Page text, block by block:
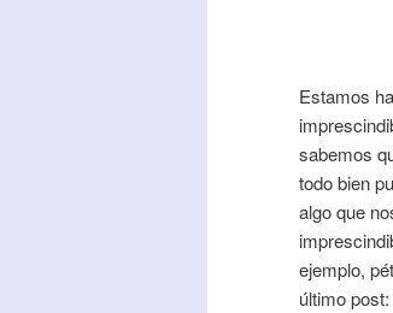
Estamos
sabemos
todo bien
algo que
ejemplo,
último post: